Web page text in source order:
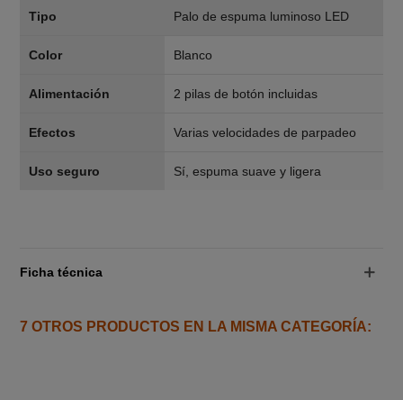
Tipo Palo de espuma luminoso LED
Color Blanco
Alimentación 2 pilas de botón incluidas
Efectos Varias velocidades de parpadeo
Uso seguro Sí, espuma suave y ligera
Ficha técnica
7 OTROS PRODUCTOS EN LA MISMA CATEGORÍA: